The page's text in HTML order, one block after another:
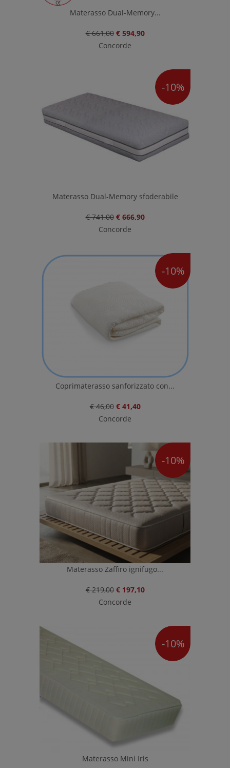
Materasso Dual-Memory...
€ 661,00 € 594,90
Concorde
-10%
Materasso Dual-Memory sfoderabile
€ 741,00 € 666,90
Concorde
-10%
Coprimaterasso sanforizzato con...
€ 46,00 € 41,40
Concorde
-10%
Materasso Zaffiro ignifugo...
€ 219,00 € 197,10
Concorde
-10%
Materasso Mini Iris